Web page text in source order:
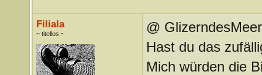
Filiala
~ titellos ~
@
Hast du das
Mich würden die